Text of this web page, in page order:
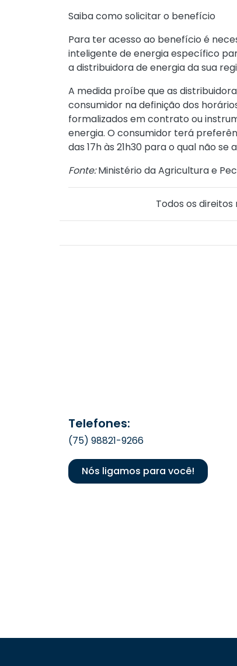
Saiba como solicitar o benefício
Para ter acesso ao benefício é
inteligente de energia específico
a distribuidora de energia da sua
A medida proíbe que as
consumidor na definição dos
formalizados em contrato ou
energia. O consumidor terá
das 17h às 21h30 para o qual não se
Fonte:Ministério da Agricultura e
Todos os
Telefones:
(75) 98821-9266
Nós ligamos para você!